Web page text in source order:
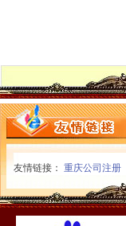
友情链接： 重庆公司注册